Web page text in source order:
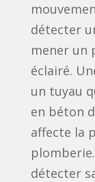
détecter
mener un
éclairé.
un tuyau
en béton
affecte la
détecter